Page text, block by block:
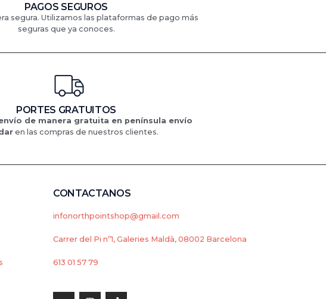
PAGOS SEGUROS
segura. Utilizamos las plataformas de pago más
seguras que ya conoces.
PORTES GRATUITOS
de manera gratuita en península envío
en las compras de nuestros clientes.
CONTACTANOS
infonorthpointshop@gmail.com
Carrer del Pi nº1, Galeries Maldà, 08002 Barcelona
613 01 57 79